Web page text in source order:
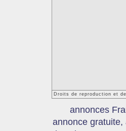
Droits de reproduction et
annonces
annonce